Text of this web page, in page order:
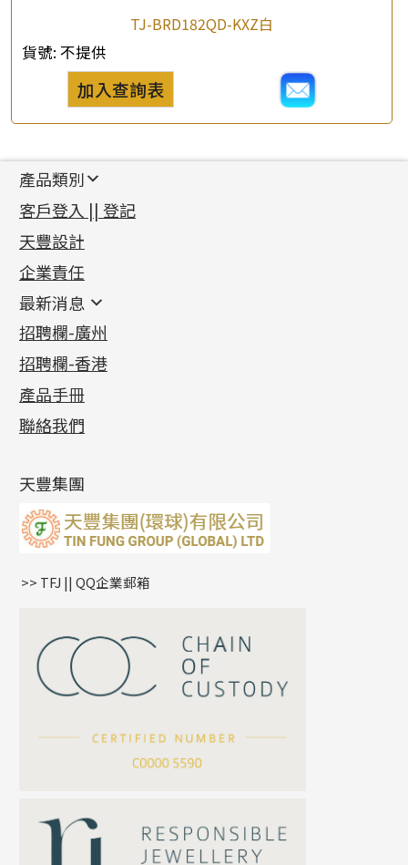
TJ-BRD182QD-KXZ白
貨號: 不提供
加入查詢表
公司名稱
聯絡電話
產品類別
新產品
足金系列
足金配件
機織鏈系列
珠仔鏈
镶口链
管狀網鏈
十字車花鏈系列
十字閃O鏈系列
十字錘打鏈系列
側身車花鏈系列
側身鏈系列
雙十字鏈系列
水波鏈系列
蛇骨鏈系列
鏈尾系列
嘴唇鏈系列
S車花鏈系列
珍珠鏈系列
坦克鏈系列
滿天星鏈系列
方假繩鏈系列
首飾配件
耳環類配件
卷迫系列
螺絲迫系列
梅花迫系列
平臺迫系列
綫拍系列
美拍系列
耳環扣系列
耳綫/耳鈎系列
耳環爪頭
耳環
鏈類配件
動感車花吊墜
調節珠系列
生圈扣系列
龍蝦扣系列
鴨俐制系列
字母吊墜
相盒吊墜
項鏈吊墜
生肖吊墜
星座吊墜
珠扣
其他類配件
珠盤系列
袖口鈕系列
焊片及鐳射綫
空心車花管
珠類配件
無孔光身珠
空心光身珠
無孔批花珠
鑲口類
四爪頭系列
六爪頭系列
車花片
動感車花片
鑲口戒指
鑲口手鏈系列
首飾系列
手镯系列
戒指系列
空心耳環
空心车花管首饰链
空心手鐲系列
貴金屬原料
千足金
記憶金屬系列
記憶戒指
拉簧珠珠手鏈
記憶鈦手鐲
客戶登入 || 登記
天豐設計
企業責任
最新消息
最新消息
各項證書(2)
相片集(9)
展覽會資訊
最新產品資訊
招聘欄-廣州
招聘欄-香港
產品手冊
聯絡我們
天豐集團
>> TFJ || QQ企業郵箱